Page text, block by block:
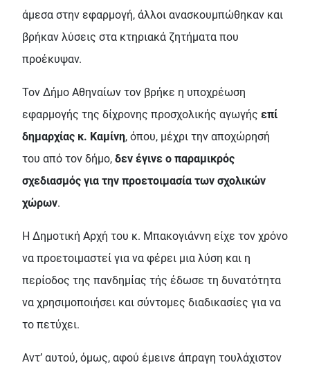
άμεσα στην εφαρμογή, άλλοι ανασκουμπώθηκαν και
βρήκαν λύσεις στα κτηριακά ζητήματα που
προέκυψαν.
Τον Δήμο Αθηναίων τον βρήκε η υποχρέωση
εφαρμογής της δίχρονης προσχολικής αγωγής επί
δημαρχίας κ. Καμίνη, όπου, μέχρι την αποχώρησή
του από τον δήμο, δεν έγινε ο παραμικρός
σχεδιασμός για την προετοιμασία των σχολικών
χώρων.
Η Δημοτική Αρχή του κ. Μπακογιάννη είχε τον χρόνο
να προετοιμαστεί για να φέρει μια λύση και η
περίοδος της πανδημίας τής έδωσε τη δυνατότητα
να χρησιμοποιήσει και σύντομες διαδικασίες για να
το πετύχει.
Αντ’ αυτού, όμως, αφού έμεινε άπραγη τουλάχιστον